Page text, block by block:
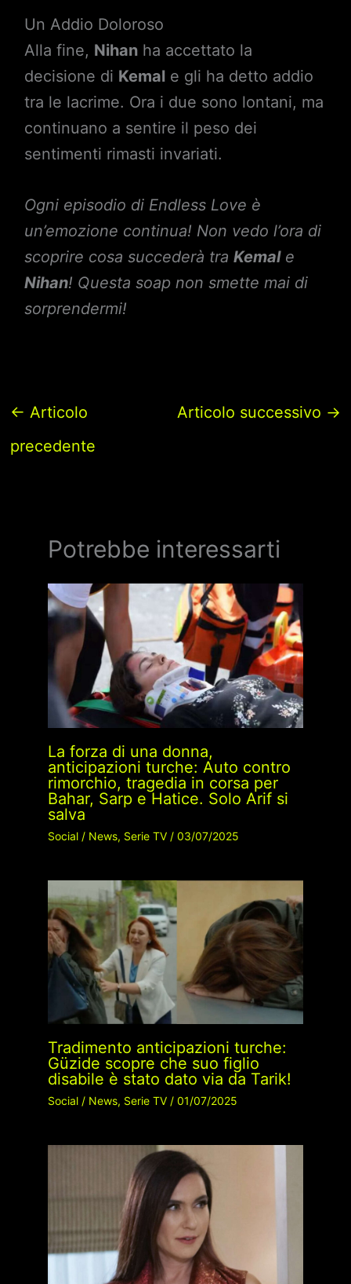
Un Addio Doloroso
Alla fine, Nihanha accettato la
decisione di Kemale gli ha detto addio
tra le lacrime. Ora i due sono lontani, ma
continuano a sentire il peso dei
sentimenti rimasti invariati.
Ogni episodio di Endless Love è
un’emozione continua! Non vedo l’ora di
scoprire cosa succederà tra Kemale
Nihan! Questa soap non smette mai di
sorprendermi!
← Articolo
precedente
Articolo successivo →
Potrebbe interessarti
La forza di una donna,
anticipazioni turche: Auto contro
rimorchio, tragedia in corsa per
Bahar, Sarp e Hatice. Solo Arif si
salva
Social/ News, Serie TV/ 03/07/2025
Tradimento anticipazioni turche:
Güzide scopre che suo figlio
disabile è stato dato via da Tarik!
Social/ News, Serie TV/ 01/07/2025